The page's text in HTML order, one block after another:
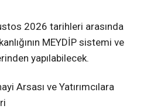
2026 tarihleri arasında
MEYDİP sistemi ve
yapılabilecek.
Arsası ve Yatırımcılara